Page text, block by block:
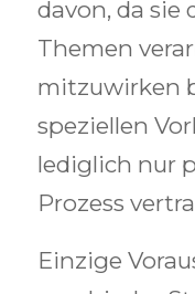
davon, da sie
Themen
mitzuwirken
speziellen
lediglich nur
Prozess
Einzige